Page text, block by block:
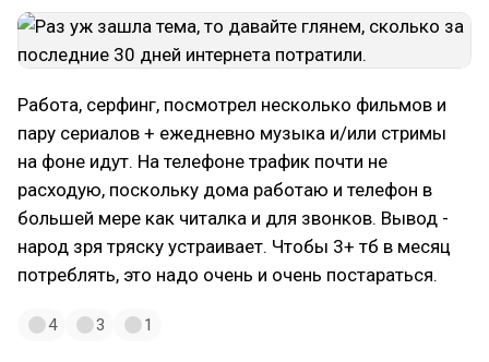
Работа, серфинг, посмотрел несколько фильмов и
пару сериалов + ежедневно музыка и/или стримы
на фоне идут. На телефоне трафик почти не
расходую, поскольку дома работаю и телефон в
большей мере как читалка и для звонков. Вывод -
народ зря тряску устраивает. Чтобы 3+ тб в месяц
потреблять, это надо очень и очень постараться.
4 3 1